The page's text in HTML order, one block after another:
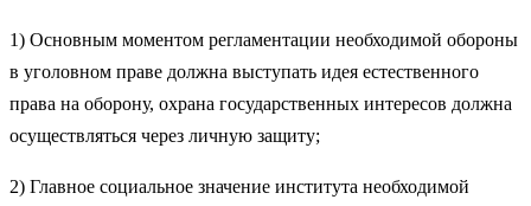
1) Основным моментом регламентации необходимой обороны
в уголовном праве должна выступать идея естественного
права на оборону, охрана государственных интересов должна
осуществляться через личную защиту;
2) Главное социальное значение института необходимой